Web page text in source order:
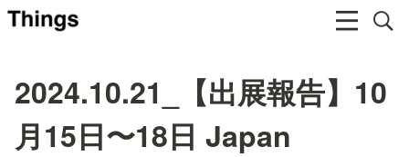
2024.10.21_【出展報告】10
月15日〜18日 Japan